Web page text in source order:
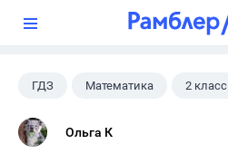
ГДЗ Математика 2 класс
Ольга К